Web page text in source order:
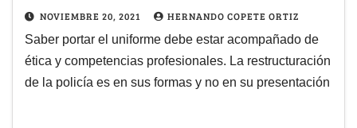
NOVIEMBRE 20, 2021 HERNANDO COPETE ORTIZ
Saber portar el uniforme debe estar acompañado de
ética y competencias profesionales. La restructuración
de la policía es en sus formas y no en su presentación